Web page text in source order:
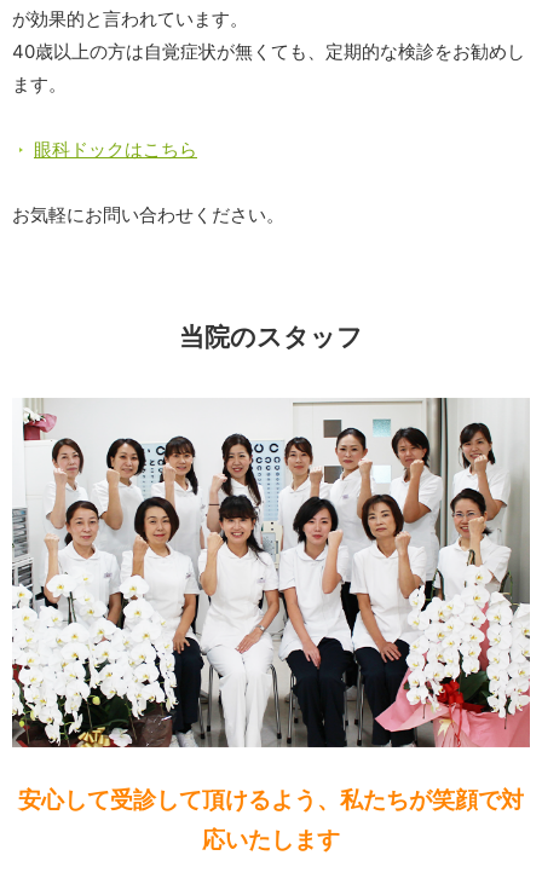
が効果的と言われています。
40歳以上の方は自覚症状が無くても、定期的な検診をお勧めし
ます。
眼科ドックはこちら
お気軽にお問い合わせください。
当院のスタッフ
安心して受診して頂けるよう、私たちが笑顔で対
応いたします